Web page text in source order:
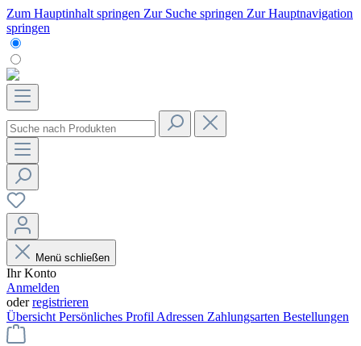
Zum Hauptinhalt springen Zur Suche springen Zur Hauptnavigation
springen
Menü schließen
Ihr Konto
Anmelden
oderregistrieren
Übersicht Persönliches Profil Adressen Zahlungsarten Bestellungen